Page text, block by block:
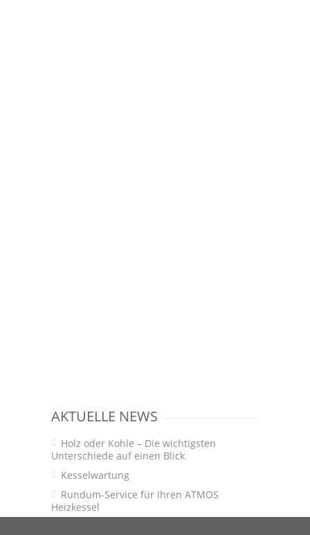
AKTUELLE NEWS
Holz oder Kohle – Die wichtigsten
Unterschiede auf einen Blick
Kesselwartung
Rundum-Service für Ihren ATMOS
Heizkessel